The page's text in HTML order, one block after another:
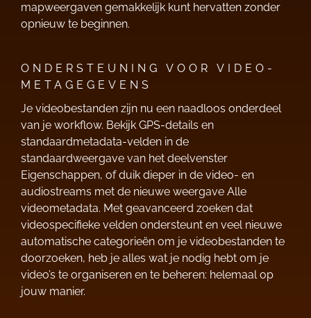
mapweergaven gemakkelijk kunt hervatten zonder
opnieuw te beginnen.
ONDERSTEUNING VOOR VIDEO-
METAGEGEVENS
Je videobestanden zijn nu een naadloos onderdeel
van je workflow. Bekijk GPS-details en
standaardmetadata-velden in de
standaardweergave van het deelvenster
Eigenschappen, of duik dieper in de video- en
audiostreams met de nieuwe weergave Alle
videometadata. Met geavanceerd zoeken dat
videospecifieke velden ondersteunt en veel nieuwe
automatische categorieën om je videobestanden te
doorzoeken, heb je alles wat je nodig hebt om je
video’s te organiseren en te beheren: helemaal op
jouw manier.